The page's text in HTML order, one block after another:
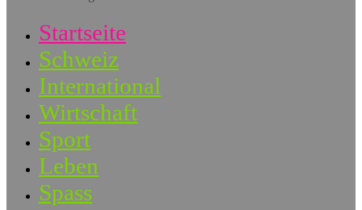
Startseite
Schweiz
International
Wirtschaft
Sport
Leben
Spass